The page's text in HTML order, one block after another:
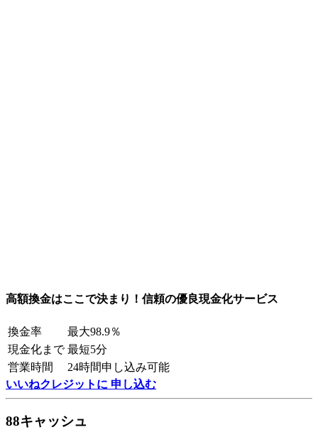
高額換金はここで決まり！信頼の優良現金化サービス
換金率
最大98.9％
現金化まで 最短5分
営業時間
24時間申し込み可能
いいねクレジットに 申し込む
88キャッシュ